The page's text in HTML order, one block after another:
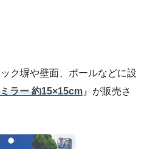
ク塀や壁面、ポールなどに設
ラー 約15×15cm 』が販売さ